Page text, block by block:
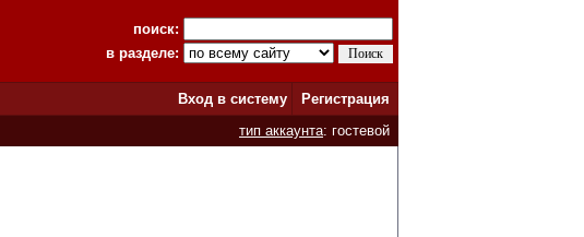
поиск:
в разделе:
Вход в систему
Регистрация
тип аккаунта: гостевой